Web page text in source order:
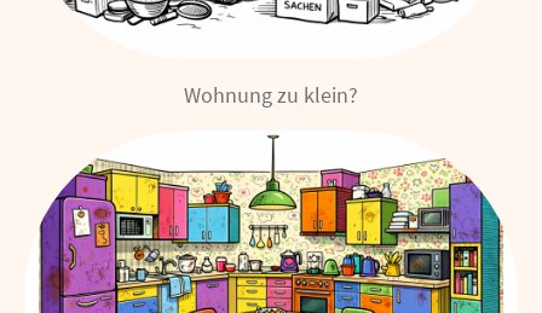
Wohnung zu klein?